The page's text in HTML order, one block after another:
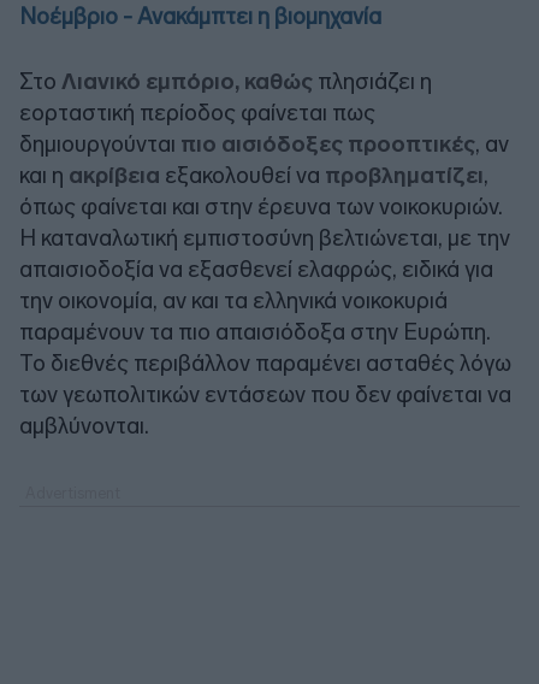
Νοέμβριο - Ανακάμπτει η βιομηχανία
Στο Λιανικό εμπόριο, καθώς πλησιάζει η
εορταστική περίοδος φαίνεται πως
δημιουργούνται πιο αισιόδοξες προοπτικές, αν
και η ακρίβεια εξακολουθεί να προβληματίζει,
όπως φαίνεται και στην έρευνα των νοικοκυριών.
Η καταναλωτική εμπιστοσύνη βελτιώνεται, με την
απαισιοδοξία να εξασθενεί ελαφρώς, ειδικά για
την οικονομία, αν και τα ελληνικά νοικοκυριά
παραμένουν τα πιο απαισιόδοξα στην Ευρώπη.
Το διεθνές περιβάλλον παραμένει ασταθές λόγω
των γεωπολιτικών εντάσεων που δεν φαίνεται να
αμβλύνονται.